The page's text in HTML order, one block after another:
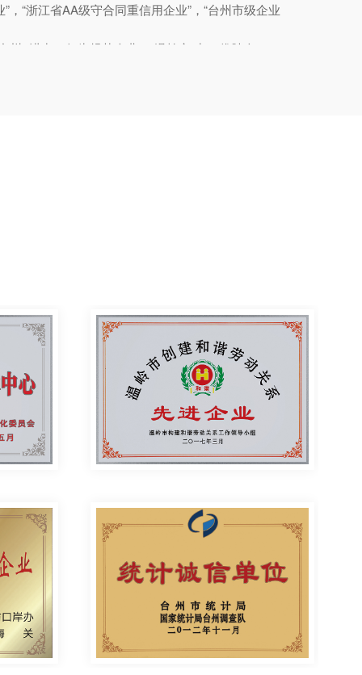
“浙江省AA级守合同重信用企业”，“台州市级企业
“进出口行为规范企业”、温岭市“出口优胜企